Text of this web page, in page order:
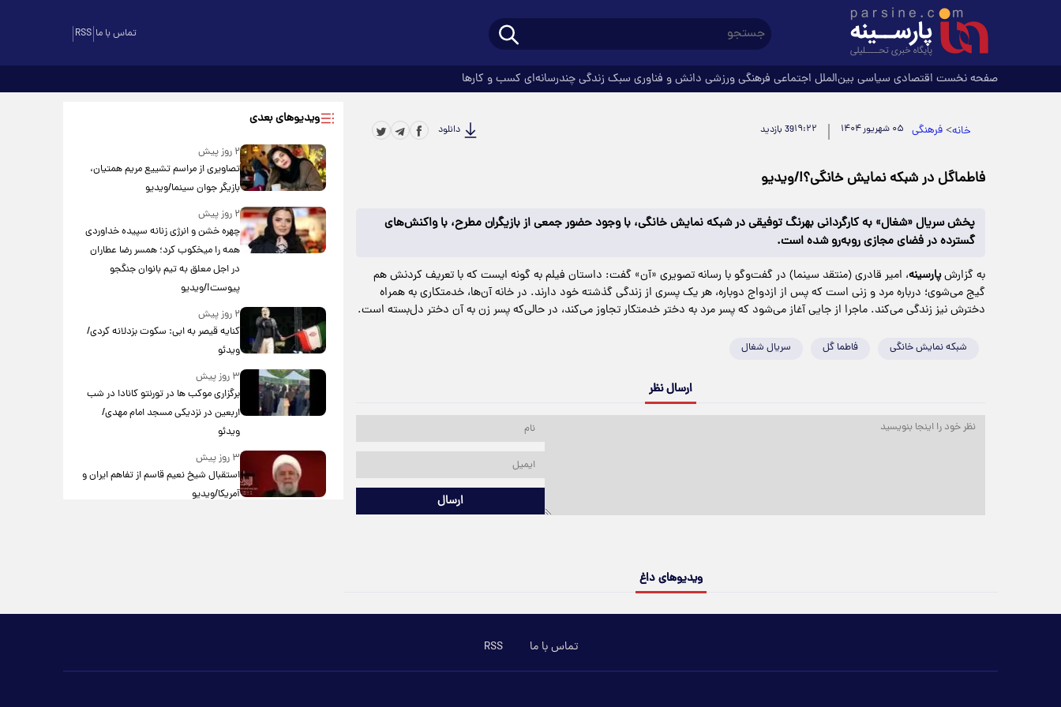
RSS تماس با ما
صفحه نخست اقتصادی سیاسی بین‌الملل اجتماعی فرهنگیورزشی دانش و فناوری سبک زندگیچندرسانه‌ای کسب و کارها
خانه>فرهنگی ۰۵ شهریور ۱۴۰۴ ۱۹:۲۲39 بازدید دانلود
فاطماگل در شبکه نمایش خانگی؟!/ویدیو
پخش سریال «شغال» به کارگردانی بهرنگ توفیقی در شبکه نمایش خانگی، با وجود حضور جمعی از بازیگران مطرح، با واکنش‌های
گسترده در فضای مجازی روبه‌رو شده است.
به گزارشپارسینه، امیر قادری (منتقد سینما) در گفت‌وگو با رسانه تصویری «آن» گفت: داستان فیلم به‌ گونه ایست که با تعریف کردنش هم
گیج می‌شوی؛ درباره مرد و زنی است که پس از ازدواج دوباره، هر یک پسری از زندگی گذشته خود دارند. در خانه آن‌ها، خدمتکاری به همراه
دخترش نیز زندگی می‌کند. ماجرا از جایی آغاز می‌شود که پسر مرد به دختر خدمتکار تجاوز می‌کند، در حالی‌که پسر زن به آن دختر دل‌بسته است.
شبکه نمایش خانگی فاطما گل سریال شغال
ارسال نظر
ارسال
ویدیوهای داغ
ویدیوهای بعدی
۲ روز پیش
تصاویری از مراسم تشییع مریم همتیان،
بازیگر جوان سینما/ویدیو
۲ روز پیش
چهره خشن و انرژی زنانه سپیده خداوردی
همه را میخکوب کرد؛ همسر رضا عطاران
در اجل معلق به تیم بانوان جنگجو
پیوست!/ویدیو
۲ روز پیش
کنایه قیصر به ابی: سکوت بزدلانه کردی/
ویدئو
۳ روز پیش
برگزاری موکب ها در تورنتو کانادا در شب
اربعین در نزدیکی مسجد امام مهدی/
ویدئو
۳ روز پیش
استقبال شیخ نعیم قاسم از تفاهم ایران و
آمریکا/ویدیو
نبودن!/ویدیو
ستایش/ویدیو
تماس با ما RSS